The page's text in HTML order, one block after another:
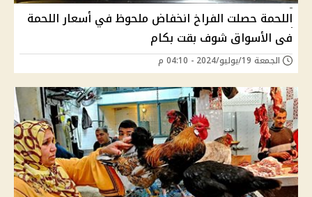
اللحمة حصلت الفراخ انخفاض ملحوظ في أسعار اللحمة
فى الأسواق شوف بقت بكام
الجمعة 19/يوليو/2024 - 04:10 م